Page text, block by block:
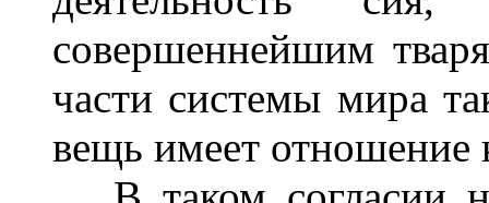
совершеннейшим
части системы мира
вещь имеет отношение